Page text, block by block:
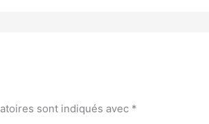
sont indiqués avec *